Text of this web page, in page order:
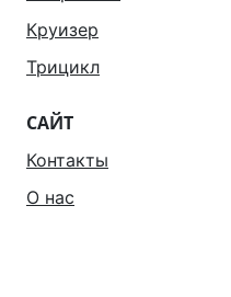
Круизер
Трицикл
САЙТ
Контакты
О нас